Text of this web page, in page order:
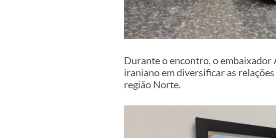
Durante o encontro, o
iraniano em diversificar as
região Norte.